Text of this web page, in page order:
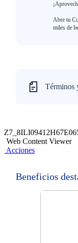
Abre tu
miles de
Términos
Web Content Viewer
Acciones
Beneficios